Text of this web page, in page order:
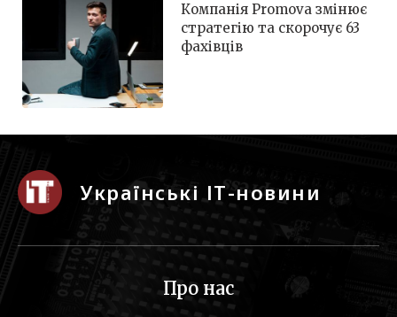
Компанія Promova змінює
стратегію та скорочує 63
фахівців
Українські ІТ-новини
Про нас